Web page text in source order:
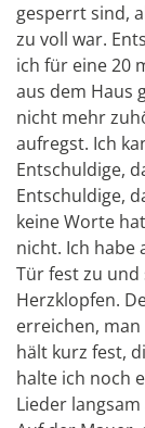
gesperrt sind,
zu voll war.
ich für eine 20
aus dem Haus
nicht mehr
aufregst. Ich
Entschuldige,
Entschuldige,
keine Worte
nicht. Ich habe
Tür fest zu und
Herzklopfen.
erreichen,
hält kurz fest,
halte ich noch
Lieder langsam